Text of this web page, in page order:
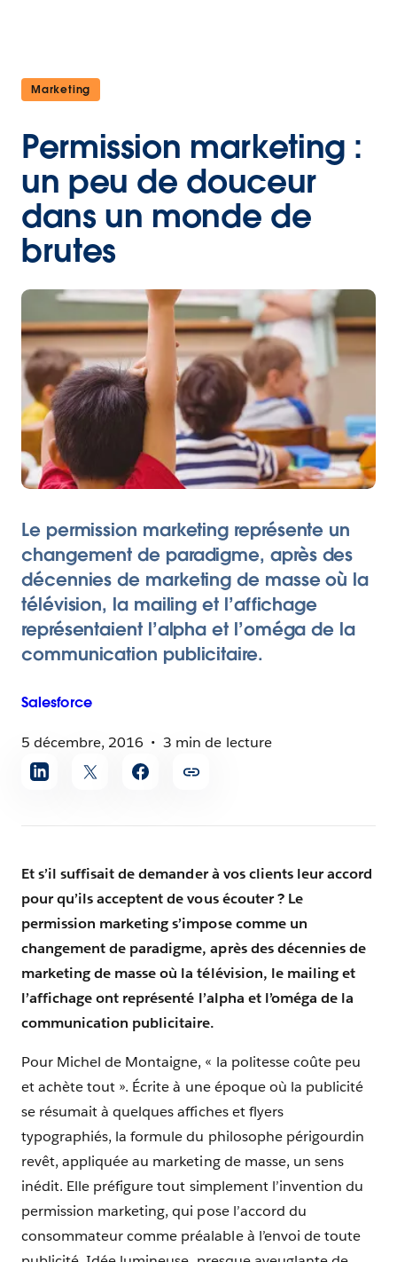
Marketing
Permission marketing :
un peu de douceur
dans un monde de
brutes
Le permission marketing représente un
changement de paradigme, après des
décennies de marketing de masse où la
télévision, la mailing et l’affichage
représentaient l’alpha et l’oméga de la
communication publicitaire.
Salesforce
5 décembre, 2016
3 min de lecture
Partager
l'article
Et s’il suffisait de demander à vos clients leur accord
pour qu’ils acceptent de vous écouter ? Le
permission marketing s’impose comme un
changement de paradigme, après des décennies de
marketing de masse où la télévision, le mailing et
l’affichage ont représenté l’alpha et l’oméga de la
communication publicitaire.
Pour Michel de Montaigne, « la politesse coûte peu
et achète tout ». Écrite à une époque où la publicité
se résumait à quelques affiches et flyers
typographiés, la formule du philosophe périgourdin
revêt, appliquée au marketing de masse, un sens
inédit. Elle préfigure tout simplement l’invention du
permission marketing, qui pose l’accord du
consommateur comme préalable à l’envoi de toute